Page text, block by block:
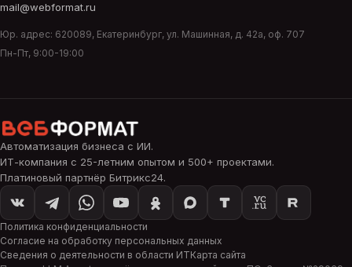
mail@webformat.ru
Юр. адрес: 620089, Екатеринбург, ул. Машинная, д. 42а, оф. 707
Пн-Пт, 9:00-19:00
Политика конфиденциальности
Согласие на обработку персональных данных
Сведения о деятельности в области ИТКарта сайта
Автоматизация бизнеса с ИИ.
ИТ-компания с 25-летним опытом и 500+ проектами.
Платиновый партнёр Битрикс24.